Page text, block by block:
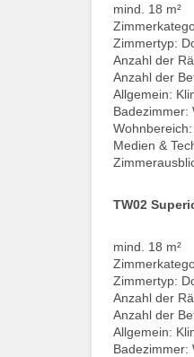
mind. 18 m²
Zimmertyp:
Anzahl der
Anzahl der
Allgemein:
Badezimmer:
Medien &
TW02
mind. 18 m²
Zimmertyp:
Anzahl der
Anzahl der
Allgemein:
Badezimmer: